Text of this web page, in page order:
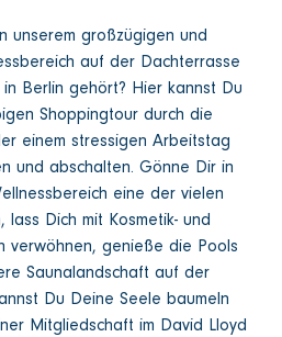
unserem großzügigen und
auf der Dachterrasse
Berlin gehört? Hier kannst Du
Shoppingtour durch die
einem stressigen Arbeitstag
und abschalten. Gönne Dir in
eine der vielen
lass Dich mit Kosmetik- und
verwöhnen, genieße die Pools
Saunalandschaft auf der
Du Deine Seele baumeln
Mitgliedschaft im David Lloyd